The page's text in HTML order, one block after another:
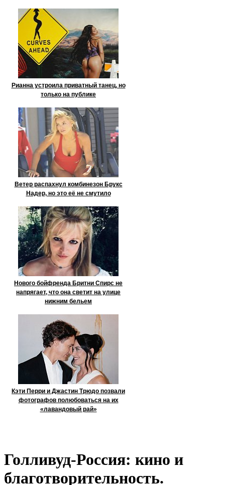
Рианна устроила приватный танец, но
только на публике
Ветер распахнул комбинезон Брукс
Надер, но это её не смутило
Нового бойфренда Бритни Спирс не
напрягает, что она светит на улице
нижним бельем
Кэти Перри и Джастин Трюдо позвали
фотографов полюбоваться на их
«лавандовый рай»
Голливуд-Россия: кино и
благотворительность.